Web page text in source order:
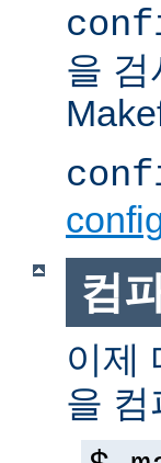
을
컴
이제
을 컴